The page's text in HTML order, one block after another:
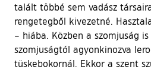
talált többé sem vadász
rengetegből kivezetné.
– hiába. Közben a szomjuság
szomjuságtól agyonkinozva
tüskebokornál. Ekkor a szent